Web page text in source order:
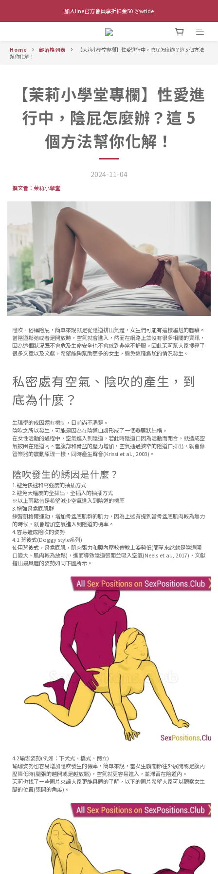
全館單筆滿$1,000 超商取貨免運費 (不含離島及海外地區)
加入line官方會員享折扣金50 ＠wtide
隱密包裝-外箱無任何情趣字樣
全館單筆滿$1,000 超商取貨免運費 (不含離島及海外地區)
Home 部落格列表
【茉莉小學堂專欄】性愛進行中，陰屁怎麼辦？這 5 個方法
幫你化解！
【茉莉小學堂專欄】性愛進
行中，陰屁怎麼辦？這 5
個方法幫你化解！
2024-11-04
撰文者：茉莉小學堂
陰吹、俗稱陰屁，簡單來說就是從陰道排出氣體，女生們可能有這樣尷尬的體驗。
當陰道鬆弛或者是開放時，空氣就會進入，然而在網路上並沒有很多相關的資訊，
因為這個狀況既不會危及生命安全也不會感到非常不舒服。因此茉莉幫大家搜尋了
很多文章以及文獻，希望能夠幫助更多的女生，避免這種尷尬的情況發生。
私密處有空氣、陰吹的產生，到
底為什麼？
生理學的成因還有機制，目前尚不清楚。
陰吹之所以發生，可能是因為在陰道口處形成了一個瓣膜狀結構。
在女性活動的過程中，空氣進入到陰道，若此時陰道口因為活動而閉合，就造成空
氣被困在陰道內。當腹部和骨盆的壓力增加，空氣通過狹窄的陰道口排出，就會像
管樂器的震動原理一樣，同時產生聲音(Krissi et al., 2003)。
陰吹發生的誘因是什麼？
1.避免快速和高強度的抽插方式
2.避免大幅度的全拔出、全插入的抽插方式
※以上兩點皆是希望減少空氣進入到陰道的機率
3.增強骨盆底肌群
練習凱格爾運動，增加骨盆底肌群的肌力，因為上述有提到當骨盆底肌肉較為無力
的時候，就會增加空氣進入到陰道的機率。
4.容易造成陰吹的姿勢
4.1 背後式(Doggy style系列)
使用背後式，骨盆底肌，肌肉張力和腹內壓較傳教士姿勢低(簡單來說就是陰道開
口變大、肌肉較為放鬆)，進而導致陰道張開並吸入空氣(Neels et al., 2017)，文獻
指出最具體的姿勢如同下圖所示。
4.2瑜珈姿勢(例如：下犬式、橋式、倒立)
瑜珈姿勢也容易增加陰吹發生的機率，簡單來說，當女生髖關節往外展開或是腹內
壓降低時(腿張的越開或是越放鬆)，空氣就更容易進入，並滯留在陰道內。
茉莉也找了一些圖片來讓大家更能具體的了解，以下的圖片希望大家可以觀察女生
腳的位置(張開的角度)。